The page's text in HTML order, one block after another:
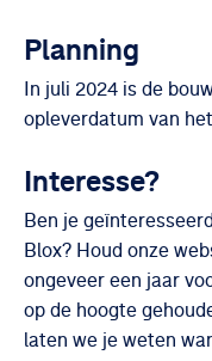
Planning
In juli 2024 is de
opleverdatum van
Interesse?
Ben je
Blox? Houd onze
ongeveer een jaar
op de hoogte
laten we je weten